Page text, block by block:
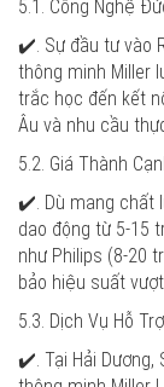
5.1. Công Nghệ
✔️. Sự đầu tư vào
thông minh Miller
trắc học đến kết
Âu và nhu cầu
5.2. Giá Thành
✔️. Dù mang chất
dao động từ 5-15
như Philips (8-20
bảo hiệu suất
5.3. Dịch Vụ Hỗ
✔️. Tại Hải Dương,